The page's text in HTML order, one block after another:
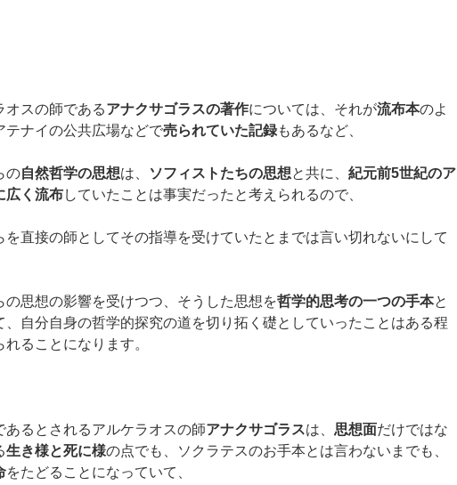
オスの師であるアナクサゴラスの著作については、それが流布本のよ
テナイの公共広場などで売られていた記録もあるなど、
の自然哲学の思想は、 ソフィストたちの思想と共に、 紀元前5世紀のア
広く流布していたことは事実だったと考えられるので、
を直接の師としてその指導を受けていたとまでは言い切れないにして
の思想の影響を受けつつ、そうした思想を哲学的思考の一つの手本と
、自分自身の哲学的探究の道を切り拓く礎としていったことはある程
ることになります。
あるとされるアルケラオスの師アナクサゴラスは、 思想面だけではな
生き様と死に様の点でも、ソクラテスのお手本とは言わないまでも、
をたどることになっていて、